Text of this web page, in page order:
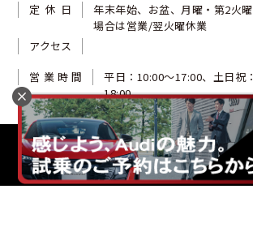
定休日
年末年始、お盆、月曜・第2火
場合は営業/翌火曜休業
アクセス
営業時間
平日：10:00〜17:00、土日祝
18:00
AudiApproved Automobile 名古
トへ